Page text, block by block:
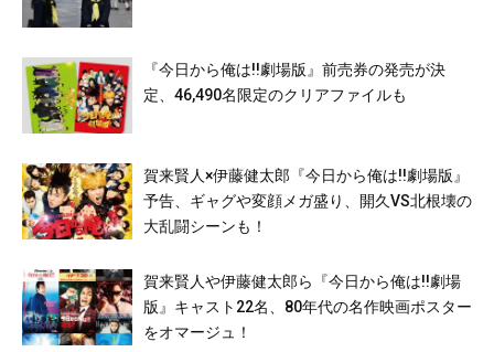
『今日から俺は!!劇場版』前売券の発売が決
定、46,490名限定のクリアファイルも
賀来賢人×伊藤健太郎『今日から俺は!!劇場版』
予告、ギャグや変顔メガ盛り、開久VS北根壊の
大乱闘シーンも！
賀来賢人や伊藤健太郎ら『今日から俺は!!劇場
版』キャスト22名、80年代の名作映画ポスター
をオマージュ！